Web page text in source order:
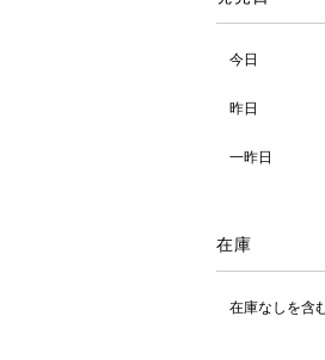
今日
昨日
一昨日
在庫
在庫なしを含